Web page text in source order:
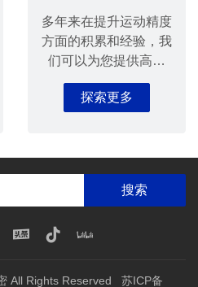
多年来在提升运动精度
方面的积累和经验，我
们可以为您提供高品
质、全方位的滑台选型
解决方案。
探索更多
搜索
All Rights Reserved 苏ICP备